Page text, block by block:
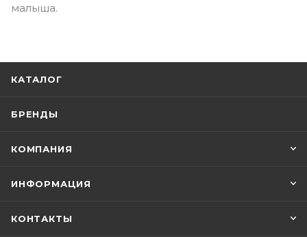
малыша.
КАТАЛОГ
БРЕНДЫ
КОМПАНИЯ
ИНФОРМАЦИЯ
КОНТАКТЫ